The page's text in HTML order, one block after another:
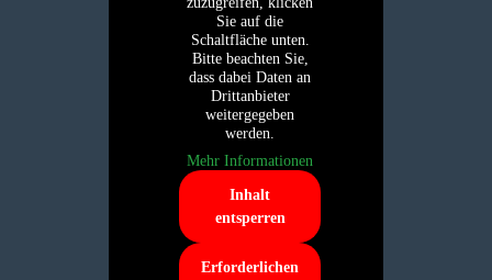
Sie auf die
Schaltfläche unten.
Bitte beachten Sie,
dass dabei Daten an
Drittanbieter
weitergegeben
werden.
Mehr Informationen
Inhalt
entsperren
Erforderlichen